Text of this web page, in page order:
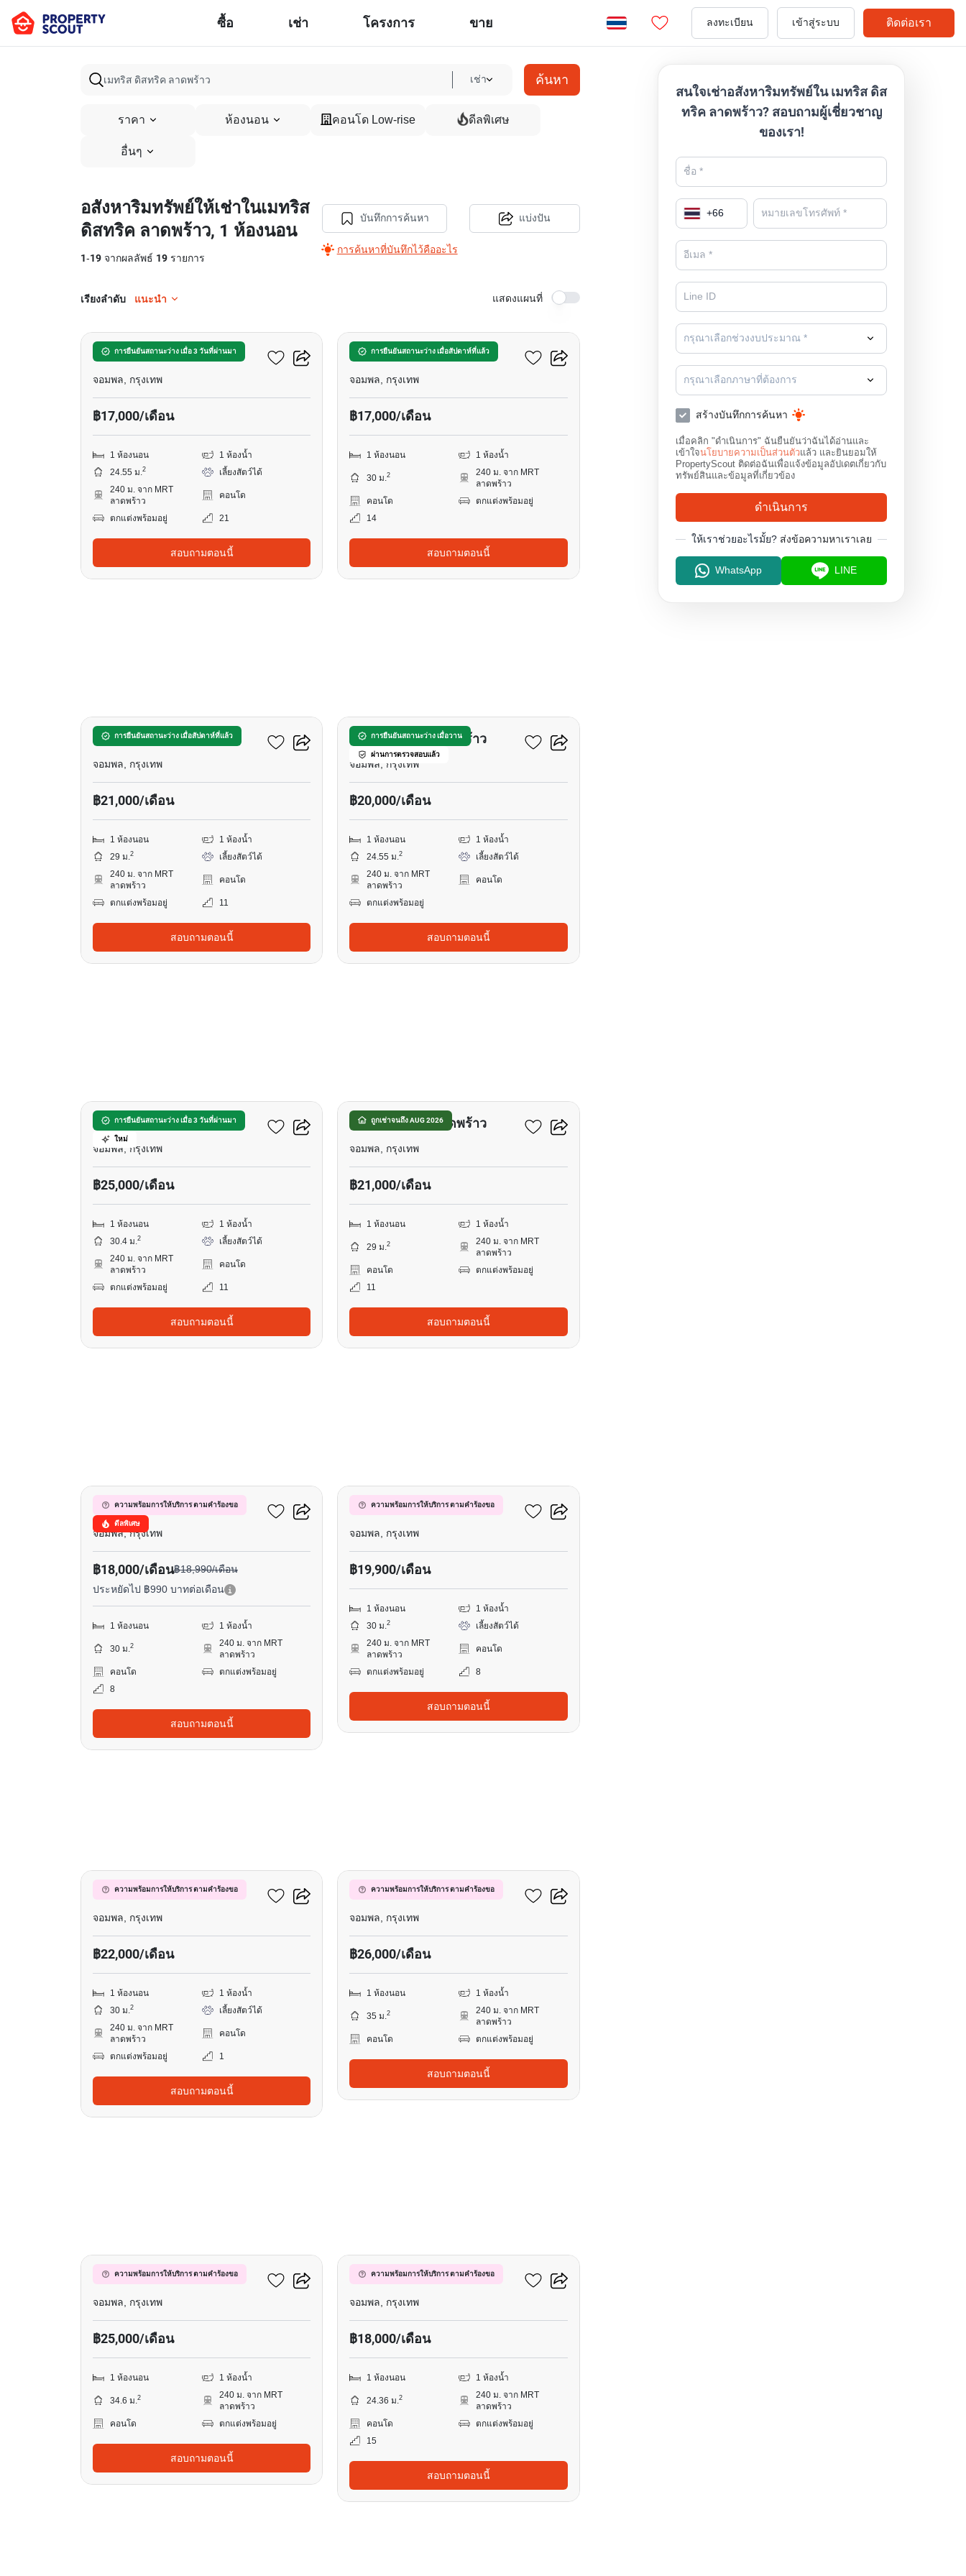
ซื้อ เช่า โครงการ ขาย ลงทะเบียน เข้าสู่ระบบ ติดต่อเรา
เช่า ค้นหา
ราคา ห้องนอน คอนโด Low-rise ดีลพิเศษ
อื่นๆ
อสังหาริมทรัพย์ให้เช่าในเมทริส
ดิสทริค ลาดพร้าว, 1 ห้องนอน
1-19 จากผลลัพธ์ 19 รายการ
บันทึกการค้นหา
การค้นหาที่บันทึกไว้คืออะไร
แบ่งปัน
เรียงลำดับ แนะนำ แสดงแผนที่
การยืนยันสถานะว่าง เมื่อ 3 วันที่ผ่านมา
เมทริส ดิสทริค ลาดพร้าว
จอมพล, กรุงเทพ
฿17,000/เดือน
1 ห้องนอน
1 ห้องน้ำ
24.55 ม.2
เลี้ยงสัตว์ได้
240 ม. จาก MRT
ลาดพร้าว
คอนโด
ตกแต่งพร้อมอยู่ 21
สอบถามตอนนี้
การยืนยันสถานะว่าง เมื่อสัปดาห์ที่แล้ว
เมทริส ดิสทริค ลาดพร้าว
จอมพล, กรุงเทพ
฿17,000/เดือน
1 ห้องนอน 1 ห้องน้ำ
30 ม.2
240 ม. จาก MRT
ลาดพร้าว
คอนโด
ตกแต่งพร้อมอยู่
14
สอบถามตอนนี้
การยืนยันสถานะว่าง เมื่อสัปดาห์ที่แล้ว
เมทริส ดิสทริค ลาดพร้าว
จอมพล, กรุงเทพ
฿21,000/เดือน
1 ห้องนอน
1 ห้องน้ำ
29 ม.2
เลี้ยงสัตว์ได้
240 ม. จาก MRT
ลาดพร้าว
คอนโด
ตกแต่งพร้อมอยู่ 11
สอบถามตอนนี้
การยืนยันสถานะว่าง เมื่อวาน
ผ่านการตรวจสอบแล้ว
เมทริส ดิสทริค ลาดพร้าว
จอมพล, กรุงเทพ
฿20,000/เดือน
1 ห้องนอน
1 ห้องน้ำ
24.55 ม.2
เลี้ยงสัตว์ได้
240 ม. จาก MRT
ลาดพร้าว
คอนโด
ตกแต่งพร้อมอยู่
สอบถามตอนนี้
การยืนยันสถานะว่าง เมื่อ 3 วันที่ผ่านมา
ใหม่
เมทริส ดิสทริค ลาดพร้าว
จอมพล, กรุงเทพ
฿25,000/เดือน
1 ห้องนอน
1 ห้องน้ำ
30.4 ม.2
เลี้ยงสัตว์ได้
240 ม. จาก MRT
ลาดพร้าว
คอนโด
ตกแต่งพร้อมอยู่ 11
สอบถามตอนนี้
ถูกเช่าจนถึง AUG 2026
เมทริส ดิสทริค ลาดพร้าว
จอมพล, กรุงเทพ
฿21,000/เดือน
1 ห้องนอน 1 ห้องน้ำ
29 ม.2
240 ม. จาก MRT
ลาดพร้าว
คอนโด
ตกแต่งพร้อมอยู่
11
สอบถามตอนนี้
ความพร้อมการให้บริการ ตามคำร้องขอ
ดีลพิเศษ
เมทริส ดิสทริค ลาดพร้าว
จอมพล, กรุงเทพ
฿18,000/เดือน฿18,990/เดือน
ประหยัดไป ฿990 บาทต่อเดือน
1 ห้องนอน 1 ห้องน้ำ
30 ม.2
240 ม. จาก MRT
ลาดพร้าว
คอนโด
ตกแต่งพร้อมอยู่
8
สอบถามตอนนี้
ความพร้อมการให้บริการ ตามคำร้องขอ
เมทริส ดิสทริค ลาดพร้าว
จอมพล, กรุงเทพ
฿19,900/เดือน
1 ห้องนอน
1 ห้องน้ำ
30 ม.2
เลี้ยงสัตว์ได้
240 ม. จาก MRT
ลาดพร้าว
คอนโด
ตกแต่งพร้อมอยู่ 8
สอบถามตอนนี้
ความพร้อมการให้บริการ ตามคำร้องขอ
เมทริส ดิสทริค ลาดพร้าว
จอมพล, กรุงเทพ
฿22,000/เดือน
1 ห้องนอน
1 ห้องน้ำ
30 ม.2
เลี้ยงสัตว์ได้
240 ม. จาก MRT
ลาดพร้าว
คอนโด
ตกแต่งพร้อมอยู่ 1
สอบถามตอนนี้
ความพร้อมการให้บริการ ตามคำร้องขอ
เมทริส ดิสทริค ลาดพร้าว
จอมพล, กรุงเทพ
฿26,000/เดือน
1 ห้องนอน 1 ห้องน้ำ
35 ม.2
240 ม. จาก MRT
ลาดพร้าว
คอนโด
ตกแต่งพร้อมอยู่
สอบถามตอนนี้
ความพร้อมการให้บริการ ตามคำร้องขอ
เมทริส ดิสทริค ลาดพร้าว
จอมพล, กรุงเทพ
฿25,000/เดือน
1 ห้องนอน 1 ห้องน้ำ
34.6 ม.2
240 ม. จาก MRT
ลาดพร้าว
คอนโด
ตกแต่งพร้อมอยู่
สอบถามตอนนี้
ความพร้อมการให้บริการ ตามคำร้องขอ
เมทริส ดิสทริค ลาดพร้าว
จอมพล, กรุงเทพ
฿18,000/เดือน
1 ห้องนอน 1 ห้องน้ำ
24.36 ม.2
240 ม. จาก MRT
ลาดพร้าว
คอนโด
ตกแต่งพร้อมอยู่
15
สอบถามตอนนี้
สนใจเช่าอสังหาริมทรัพย์ใน เมทริส ดิส
ทริค ลาดพร้าว? สอบถามผู้เชี่ยวชาญ
ของเรา!
+66
กรุณาเลือกช่วงงบประมาณ *
กรุณาเลือกภาษาที่ต้องการ
สร้างบันทึกการค้นหา
เมื่อคลิก "ดำเนินการ" ฉันยืนยันว่าฉันได้อ่านและ
เข้าใจนโยบายความเป็นส่วนตัวแล้ว และยินยอมให้
PropertyScout ติดต่อฉันเพื่อแจ้งข้อมูลอัปเดตเกี่ยวกับ
ทรัพย์สินและข้อมูลที่เกี่ยวข้อง
ดำเนินการ
ให้เราช่วยอะไรมั้ย? ส่งข้อความหาเราเลย
WhatsApp LINE